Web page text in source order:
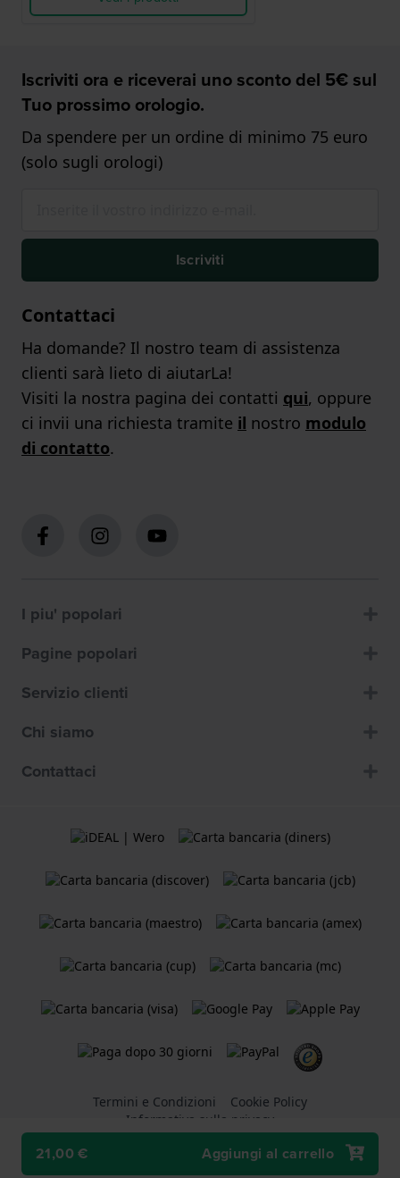
21,00 € Aggiungi al carrello
Iscriviti ora e riceverai uno sconto del 5€ sul
Tuo prossimo orologio.
Da spendere per un ordine di minimo 75 euro
(solo sugli orologi)
Iscriviti
Contattaci
Ha domande? Il nostro team di assistenza
clienti sarà lieto di aiutarLa!
Visiti la nostra pagina dei contatti qui, oppure
ci invii una richiesta tramite il nostro modulo
di contatto.
I piu' popolari
Pagine popolari
Servizio clienti
Chi siamo
Contattaci
Termini e Condizioni
Cookie Policy
Informativa sulla privacy
Un negozio online di Holland Watch Group B.V.